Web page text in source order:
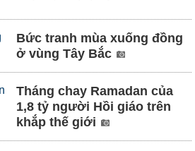
Bức tranh mùa xuống đồng
ở vùng Tây Bắc
Tháng chay Ramadan của
1,8 tỷ người Hồi giáo trên
khắp thế giới